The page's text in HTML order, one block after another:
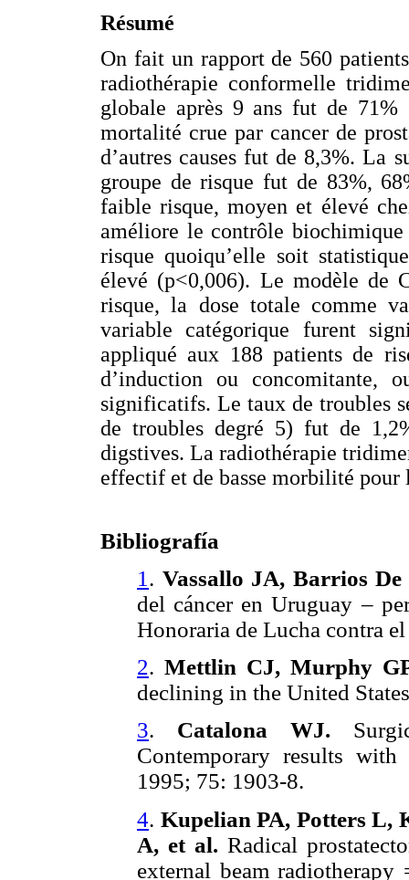
Résumé
On fait un rapport de 560
radiothérapie conformelle
globale après 9 ans fut de
mortalité crue par cancer de
d’autres causes fut de 8,3%. La
groupe de risque fut de 83%,
faible risque, moyen et élevé
améliore le contrôle biochimique
risque quoiqu’elle soit
élevé (p<0,006). Le modèle de
risque, la dose totale comme
variable catégorique furent
appliqué aux 188 patients de
d’induction ou concomitante,
significatifs. Le taux de troubles
de troubles degré 5) fut de
digstives. La radiothérapie
effectif et de basse morbilité pour
Bibliografía
1 . Vassallo JA, Barrios De
del cáncer en Uruguay –
Honoraria de Lucha contra
2.Mettlin CJ, Murphy
declining in the United
3. Catalona WJ.
Contemporary results with
1995; 75: 1903-8.
4. Kupelian PA, Potters L,
A, et al. Radical
external beam